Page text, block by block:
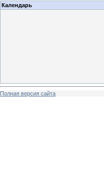
Календарь
Полная версия сайта